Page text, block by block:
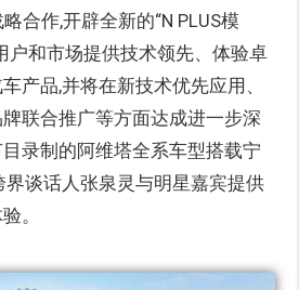
合作,开辟全新的“N PLUS模
户和市场提供技术领先、体验卓
产品,并将在新技术优先应用、
联合推广等方面达成进一步深
录制的阿维塔全系车型搭载宁
界谈话人张泉灵与明星嘉宾提供
。